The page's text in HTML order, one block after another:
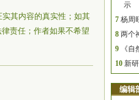
其内容的真实性；如其
责任；作者如果不希望
示
7 杨周
8 两个
9
《
10 新
编辑